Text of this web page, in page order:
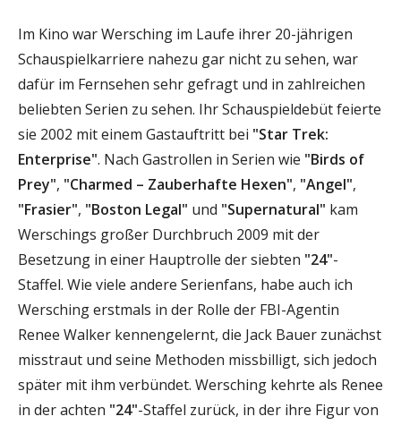
Im Kino war Wersching im Laufe ihrer 20-jährigen
Schauspielkarriere nahezu gar nicht zu sehen, war
dafür im Fernsehen sehr gefragt und in zahlreichen
beliebten Serien zu sehen. Ihr Schauspieldebüt feierte
sie 2002 mit einem Gastauftritt bei "Star Trek:
Enterprise". Nach Gastrollen in Serien wie "Birds of
Prey", "Charmed – Zauberhafte Hexen", "Angel",
"Frasier", "Boston Legal" und "Supernatural" kam
Werschings großer Durchbruch 2009 mit der
Besetzung in einer Hauptrolle der siebten "24"-
Staffel. Wie viele andere Serienfans, habe auch ich
Wersching erstmals in der Rolle der FBI-Agentin
Renee Walker kennengelernt, die Jack Bauer zunächst
misstraut und seine Methoden missbilligt, sich jedoch
später mit ihm verbündet. Wersching kehrte als Renee
in der achten "24"-Staffel zurück, in der ihre Figur von